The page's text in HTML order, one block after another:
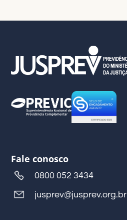
Fale conosco
0800 052 3434
jusprev@jusprev.org.br